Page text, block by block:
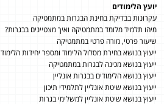
יועץ הלימודים
עקרונות בבדיקת בחינת הבגרות במתמטיקה
מיהו תלמיד מלומד במתמטיקה ואיך מצטיינים בבגרות?
שיעור פרטי, מורה פרטי במתמטיקה
ייעוץ בנושא בחירת מסלול הלימוד ומספר יחידות הלימוד
ייעוץ בנושא מכינה לבגרות במתמטיקה
ייעוץ בנושא הלימודים בבגרות אונליין
ייעוץ בנושא שיטת אונליין לתלמידי תיכון
ייעוץ בנושא שיטת אונליין למשלימי בגרות